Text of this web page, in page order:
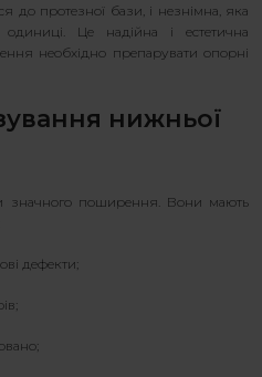
до протезної бази, і незнімна, яка
Це надійна і естетична
необхідно препарувати опорні
нижньої
значного поширення. Вони мають
дефекти;